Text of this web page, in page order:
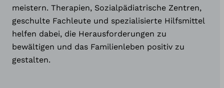
meistern. Therapien, Sozialpädiatrische Zentren,
geschulte Fachleute und spezialisierte Hilfsmittel
helfen dabei, die Herausforderungen zu
bewältigen und das Familienleben positiv zu
gestalten.